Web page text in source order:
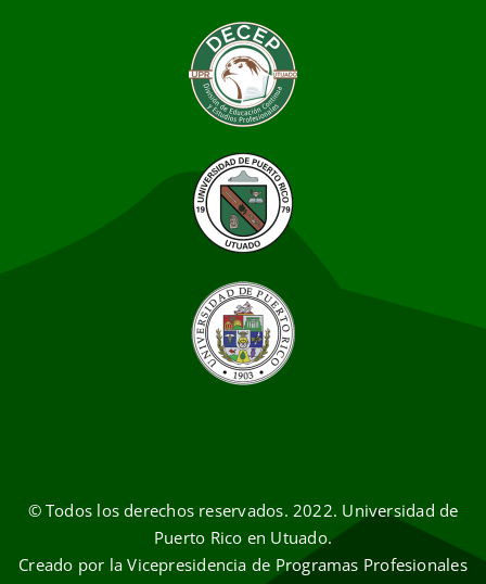
© Todos los derechos reservados. 2022. Universidad de
Puerto Rico en Utuado.
Creado por la Vicepresidencia de Programas Profesionales